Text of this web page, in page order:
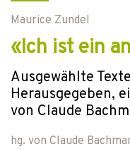
Maurice Zundel
«Ich ist ein
Ausgewählte
Herausgegeben,
von Claude
hg. von Claude